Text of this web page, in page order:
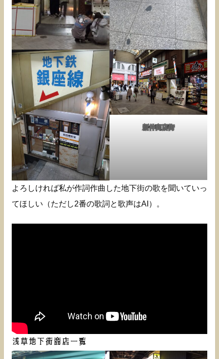
新仲商店街
よろしければ私が作詞作曲した地下街の歌を聞いていっ
てほしい（ただし2番の歌詞と歌声はAI）。
浅草地下街商店一覧